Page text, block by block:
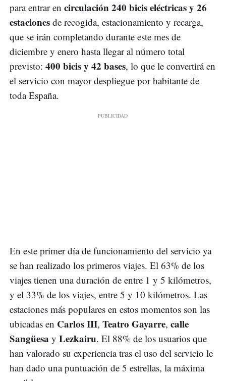
para entrar en circulación 240 bicis eléctricas y 26
estaciones de recogida, estacionamiento y recarga,
que se irán completando durante este mes de
diciembre y enero hasta llegar al número total
previsto: 400 bicis y 42 bases, lo que le convertirá en
el servicio con mayor despliegue por habitante de
toda España.
En este primer día de funcionamiento del servicio ya
se han realizado los primeros viajes. El 63% de los
viajes tienen una duración de entre 1 y 5 kilómetros,
y el 33% de los viajes, entre 5 y 10 kilómetros. Las
estaciones más populares en estos momentos son las
ubicadas en Carlos III, Teatro Gayarre, calle
Sangüesa y Lezkairu. El 88% de los usuarios que
han valorado su experiencia tras el uso del servicio le
han dado una puntuación de 5 estrellas, la máxima